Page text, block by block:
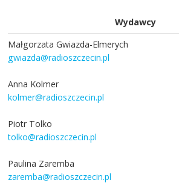
Wydawcy
Małgorzata Gwiazda-Elmerych
gwiazda@radioszczecin.pl
Anna Kolmer
kolmer@radioszczecin.pl
Piotr Tolko
tolko@radioszczecin.pl
Paulina Zaremba
zaremba@radioszczecin.pl